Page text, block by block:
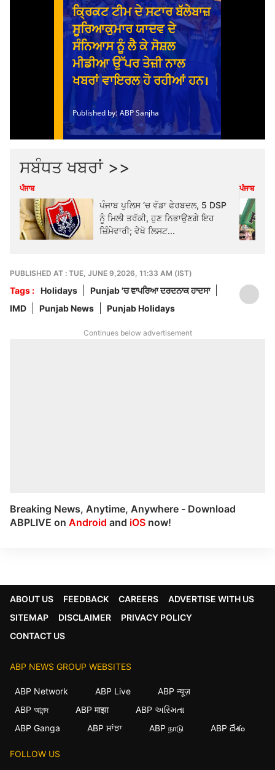
ਸਬੰਧਤ ਖਬਰਾਂ >>
ਪੰਜਾਬ
ਪੰਜਾਬ ਪੁਲਿਸ ‘ਚ ਵੱਡਾ ਫੇਰਬਦਲ, 5 DSP
ਨੂੰ ਮਿਲੀ ਤਰੱਕੀ, ਹੁਣ ਨਿਭਾਉਣਗੇ ਇਹ
ਜ਼ਿੰਮੇਵਾਰੀ; ਵੇਖੋ ਲਿਸਟ...
ਪੰਜਾਬ
PUBLISHED AT : TUE, JUNE 9,2026, 11:33 AM (IST)
Tags : Holidays
Punjab 'ਚ ਵਾਪਰਿਆ ਦਰਦਨਾਕ ਹਾਦਸਾ
IMD
Punjab News Punjab Holidays
Continues below advertisement
Breaking News, Anytime, Anywhere - Download
ABPLIVE on Android and iOS now!
ABOUT US FEEDBACK CAREERS
ADVERTISE WITH US
SITEMAP
DISCLAIMER
PRIVACY POLICY
CONTACT US
ABP NEWS GROUP WEBSITES
ABP Network ABP Live
ABP न्यूज़
ABP আনন্দ
ABP माझा
ABP અસ્મિતા
ABP Ganga
ABP ਸਾਂਝਾ ABP நாடு ABP దేశం
FOLLOW US
We use cookies to improve your experience, analyze
you agree to our use of cookies.